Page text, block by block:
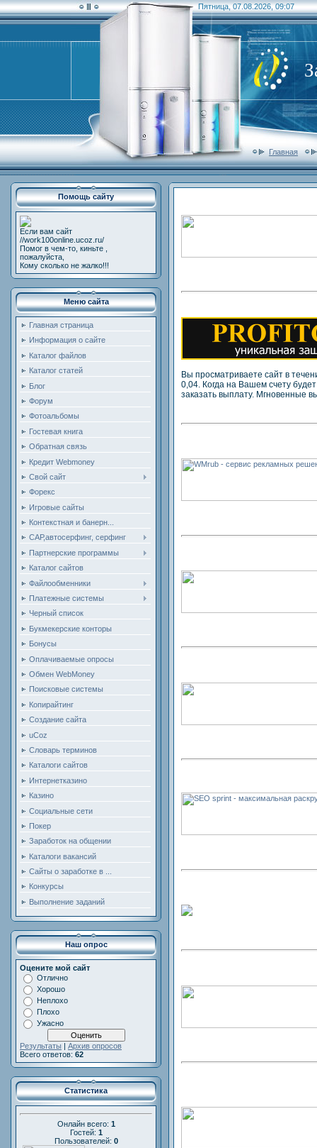
Пятница, 07.08.2026, 09:07
Главная
Помощь сайту
Если вам сайт
//work100online.ucoz.ru/
Помог в чем-то, киньте ,
пожалуйста,
Кому сколько не жалко!!!
Меню сайта
Главная страница
Информация о сайте
Каталог файлов
Каталог статей
Блог
Форум
Фотоальбомы
Гостевая книга
Обратная связь
Кредит Webmoney
Свой сайт
Форекс
Игровые сайты
Контекстная и банерн...
САР,автосерфинг, серфинг
Партнерские программы
Каталог сайтов
Файлообменники
Платежные системы
Черный список
Букмекерские конторы
Бонусы
Оплачиваемые опросы
Обмен WebMoney
Поисковые системы
Копирайтинг
Создание сайта
uCoz
Словарь терминов
Каталоги сайтов
Интернетказино
Казино
Социальные сети
Покер
Заработок на общении
Каталоги вакансий
Сайты о заработке в ...
Конкурсы
Выполнение заданий
Наш опрос
Оцените мой сайт
Отлично
Хорошо
Неплохо
Плохо
Ужасно
Результаты | Архив опросов
Всего ответов: 62
Статистика
Онлайн всего: 1
Гостей: 1
Пользователей: 0
Вы просматриваете сайт в
0,04. Когда на Вашем счету
заказать выплату. Мгновенные